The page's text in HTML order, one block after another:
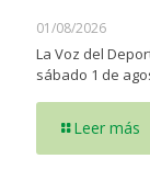
01/08/2026
La Voz del
sábado 1 de
Leer más